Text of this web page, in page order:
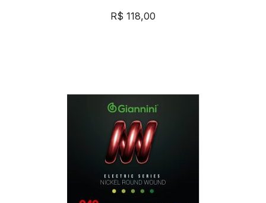
R$ 118,00